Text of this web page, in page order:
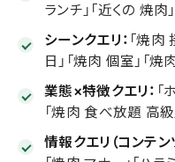
ランチ」「近くの 焼
シーンクエリ： 「焼肉
日」「焼肉 個室」「焼
業態×特徴クエリ： 「
「焼肉 食べ放題 高級
情報クエリ（コンテン